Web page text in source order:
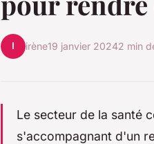
I irène19 janvier 20242 min
Le secteur de la santé
s'accompagnant d'un